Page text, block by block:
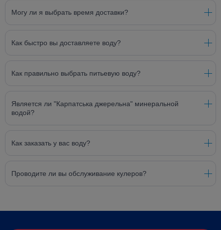
Могу ли я выбрать время доставки?
Как быстро вы доставляете воду?
Как правильно выбрать питьевую воду?
Является ли "Карпатська джерельна" минеральной
водой?
Как заказать у вас воду?
Проводите ли вы обслуживание кулеров?